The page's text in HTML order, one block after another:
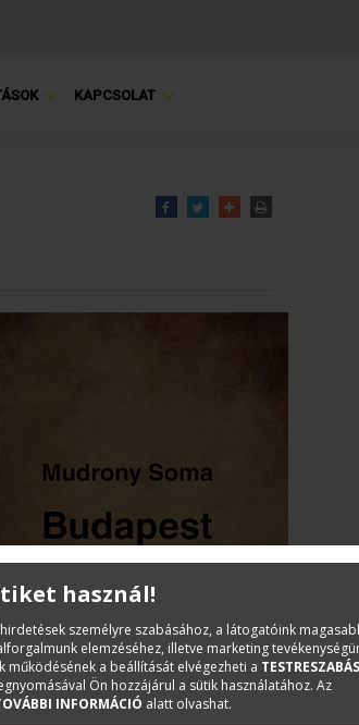
KAPCSOLAT
használ!
személyre szabásához, a látogatóink
elemzéséhez, illetve marketing
működésének a beállítását elvégezheti a TESTRESZABÁS
Ön hozzájárul a sütik használatához. Az
INFORMÁCIÓ alatt olvashat.